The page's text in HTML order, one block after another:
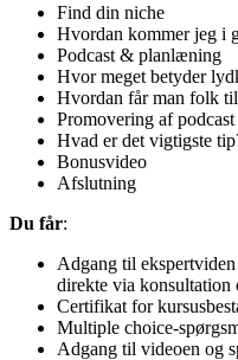
Find din niche
Hvordan kommer jeg i
Podcast & planlæning
Hvor meget betyder
Hvordan får man folk
Promovering af podcast
Hvad er det vigtigste
Bonusvideo
Afslutning
Du får:
Adgang til
direkte via konsultation
Certifikat for
Multiple choice-
Adgang til videoen og